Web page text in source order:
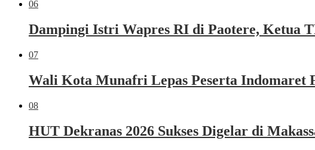
06
Dampingi Istri Wapres RI di Paotere, Ketua
07
Wali Kota Munafri Lepas Peserta Indomaret
08
HUT Dekranas 2026 Sukses Digelar di